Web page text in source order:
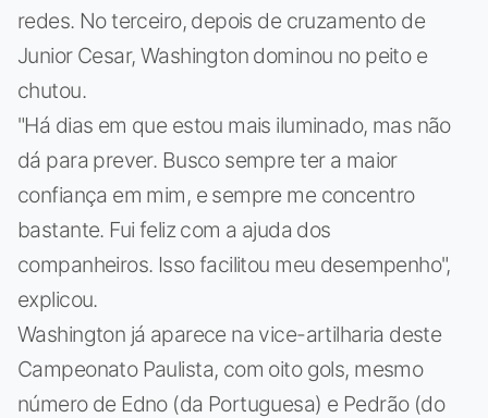
redes. No terceiro, depois de cruzamento de
Junior Cesar, Washington dominou no peito e
chutou.
"Há dias em que estou mais iluminado, mas não
dá para prever. Busco sempre ter a maior
confiança em mim, e sempre me concentro
bastante. Fui feliz com a ajuda dos
companheiros. Isso facilitou meu desempenho",
explicou.
Washington já aparece na vice-artilharia deste
Campeonato Paulista, com oito gols, mesmo
número de Edno (da Portuguesa) e Pedrão (do